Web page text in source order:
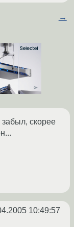
→
скорее
10:49:57